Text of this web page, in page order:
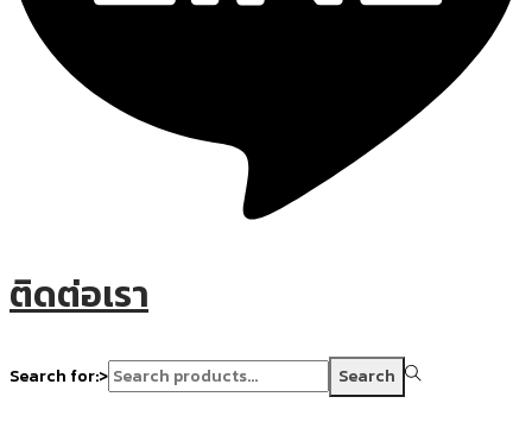
ติดต่อเรา
Search for:> Search